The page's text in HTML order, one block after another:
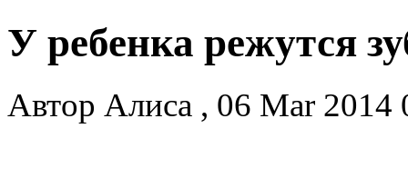
У ребенка режутся
Автор Алиса , 06 Mar 2014